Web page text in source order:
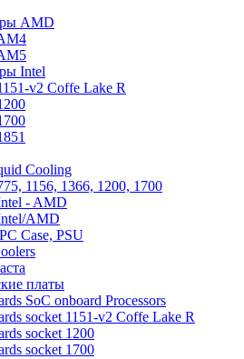
AMD
Intel
v2 Coffe Lake R
Cooling
1156, 1366, 1200, 1700
- AMD
AMD
Case, PSU
платы
SoC onboard Processors
socket 1151-v2 Coffe Lake R
socket 1200
socket 1700